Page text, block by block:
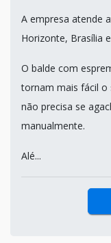
A empresa atende
Horizonte, Brasília
O balde com
tornam mais fácil o
não precisa se
manualmente.
Alé...